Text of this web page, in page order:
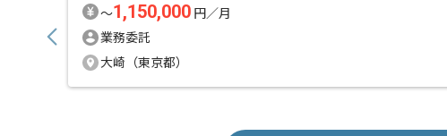
〜1,150,000 円／月
業務委託
大崎（東京都）